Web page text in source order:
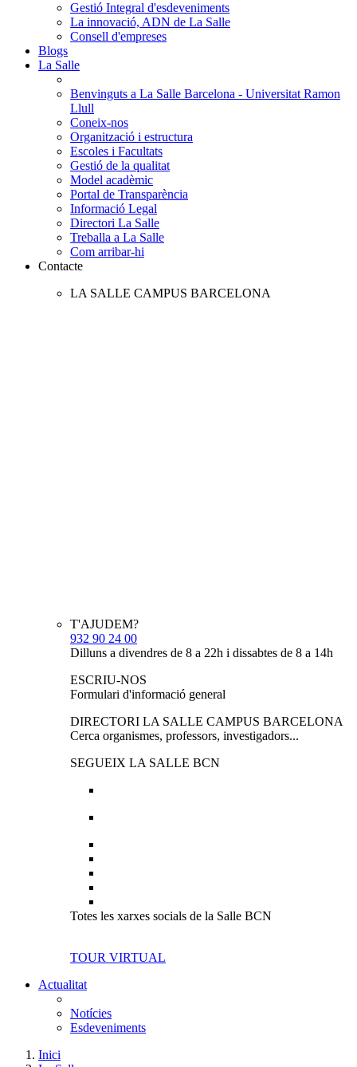
Gestió Integral d'esdeveniments
La innovació, ADN de La Salle
Consell d'empreses
Blogs
La Salle
Benvinguts a La Salle Barcelona - Universitat Ramon
Llull
Coneix-nos
Organització i estructura
Escoles i Facultats
Gestió de la qualitat
Model acadèmic
Portal de Transparència
Informació Legal
Directori La Salle
Treballa a La Salle
Com arribar-hi
Contacte
LA SALLE CAMPUS BARCELONA
T'AJUDEM?
932 90 24 00
Dilluns a divendres de 8 a 22h i dissabtes de 8 a 14h
ESCRIU-NOS
Formulari d'informació general
DIRECTORI LA SALLE CAMPUS BARCELONA
Cerca organismes, professors, investigadors...
SEGUEIX LA SALLE BCN
Totes les xarxes socials de la Salle BCN
TOUR VIRTUAL
Actualitat
Notícies
Esdeveniments
Inici